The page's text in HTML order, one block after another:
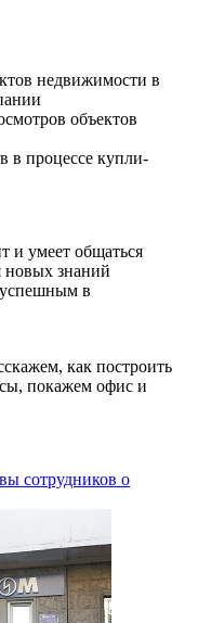
недвижимости в
объектов
процессе купли-
умеет общаться
знаний
в
как построить
покажем офис и